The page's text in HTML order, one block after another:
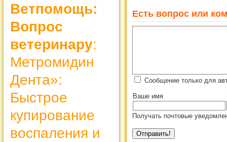
Ветпомощь:
Вопрос
ветеринару:
Метромидин
Дента»:
Быстрое
купирование
воспаления и
Есть вопрос или
Сообщение только для
Ваше имя
Получать почтовые